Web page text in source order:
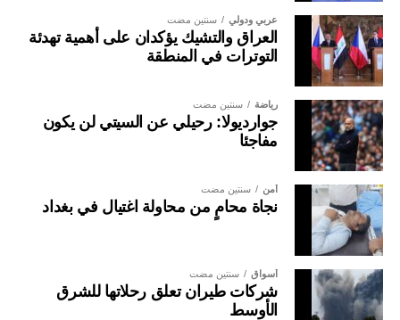
عربي ودولي سنتين مضت
العراق والتشيك يؤكدان على أهمية تهدئة
التوترات في المنطقة
رياضة سنتين مضت
جوارديولا: رحيلي عن السيتي لن يكون
مفاجئا
أمن سنتين مضت
نجاة محامٍ من محاولة اغتيال في بغداد
أسواق سنتين مضت
شركات طيران تعلق رحلاتها للشرق
الأوسط